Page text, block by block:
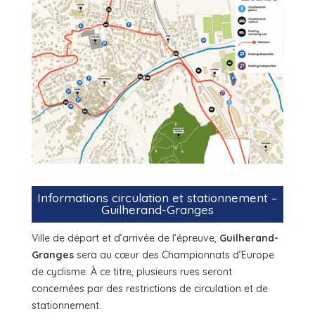
Informations circulation et stationnement –
Guilherand-Granges
Ville de départ et d’arrivée de l’épreuve, Guilherand-
Grangessera au cœur des Championnats d’Europe
de cyclisme. À ce titre, plusieurs rues seront
concernées par des restrictions de circulation et de
stationnement.